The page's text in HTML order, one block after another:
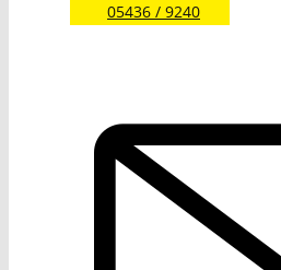
05436 / 9240